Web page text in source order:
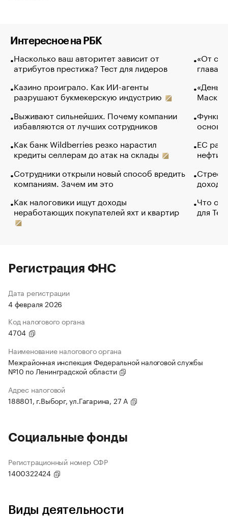
Интересное на РБК
Насколько ваш авторитет зависит от
атрибутов престижа? Тест для лидеров
Казино проиграло. Как ИИ-агенты
разрушают букмекерскую индустрию
Выживают сильнейших. Почему компании
избавляются от лучших сотрудников
Как банк Wildberries резко нарастил
кредиты селлерам до атак на склады
Сотрудники открыли новый способ вредить
компаниям. Зачем им это
Как налоговики ищут доходы
неработающих покупателей яхт и квартир
«От
глава
Маск в
основ
ЕС
нефти
Что
для
Регистрация ФНС
Дата регистрации
4 февраля 2026
Код налогового органа
4704
Наименование налогового органа
Межрайонная инспекция Федеральной налоговой службы
№10 по Ленинградской области
Адрес налоговой
188801, г.Выборг, ул.Гагарина, 27 А
Социальные фонды
Регистрационный номер СФР
1400322424
Виды деятельности